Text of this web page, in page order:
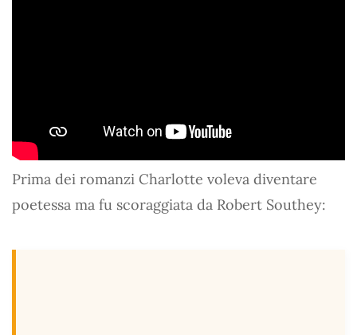
Prima dei romanzi Charlotte voleva diventare
poetessa ma fu scoraggiata da Robert Southey: